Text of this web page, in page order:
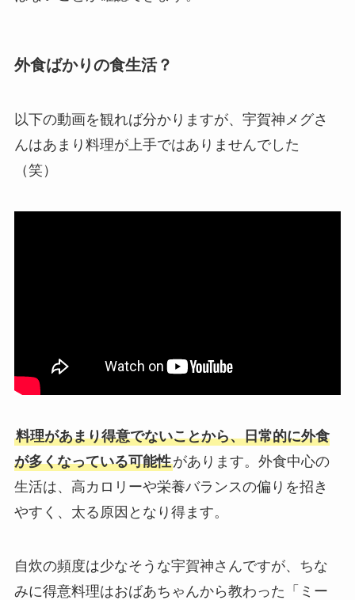
外食ばかりの食生活？
以下の動画を観れば分かりますが、宇賀神メグさ
んはあまり料理が上手ではありませんでした
（笑）
料理があまり得意でないことから、日常的に外食
が多くなっている可能性があります。外食中心の
生活は、高カロリーや栄養バランスの偏りを招き
やすく、太る原因となり得ます。
自炊の頻度は少なそうな宇賀神さんですが、ちな
みに得意料理はおばあちゃんから教わった「ミー